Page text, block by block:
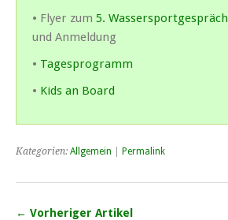
• Flyer zum 5. Wassersportgespräch
und Anmeldung
• Tagesprogramm
• Kids an Board
Kategorien: Allgemein Permalink
← Vorheriger Artikel